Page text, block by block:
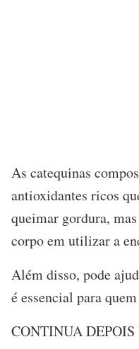
As catequinas
antioxidantes ricos
queimar gordura,
corpo em utilizar a
Além disso, pode
é essencial para
CONTINUA